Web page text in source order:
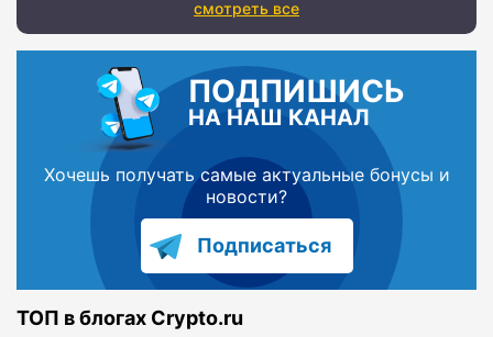
смотреть все
ПОДПИШИСЬ
НА НАШ КАНАЛ
Хочешь получать самые актуальные бонусы и
новости?
Подписаться
ТОП в блогах Crypto.ru